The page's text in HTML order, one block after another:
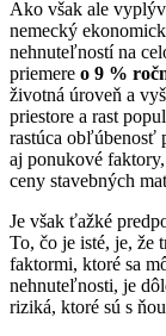
Ako však ale
nemecký
nehnuteľností na
priemere o 9 %
životná úroveň a
priestore a rast
rastúca obľúbenosť
aj ponukové
ceny stavebných
Je však ťažké
To, čo je isté, je, že
faktormi, ktoré sa
nehnuteľnosti, je
riziká, ktoré sú s